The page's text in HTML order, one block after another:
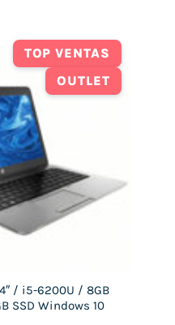
TOP VENTAS
OUTLET
/ i5-6200U / 8GB
SSD Windows 10